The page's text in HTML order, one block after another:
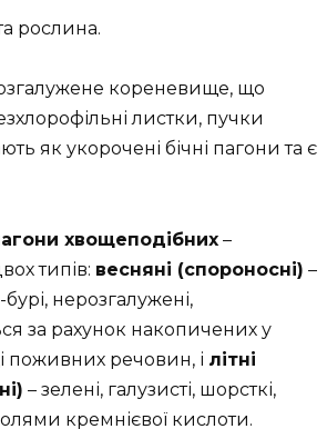
рослина.
кореневище, що
листки, пучки
як укорочені бічні пагони та є
хвощеподібних –
типів: весняні (спороносні) –
нерозгалужені,
за рахунок накопичених у
поживних речовин, і літні
– зелені, галузисті, шорсткі,
кремнієвої кислоти.